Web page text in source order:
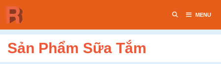
Chuyển
đến
nội
dung
MENU
Sản Phẩm Sữa Tắm